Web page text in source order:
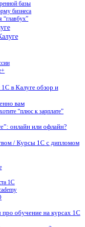
базы
бизнеса
“главбух”
в Калуге обзор и
вам
“плюс к зарплате”
онлайн или офлайн?
/ Курсы 1С с дипломом
1С
обучение на курсах 1С